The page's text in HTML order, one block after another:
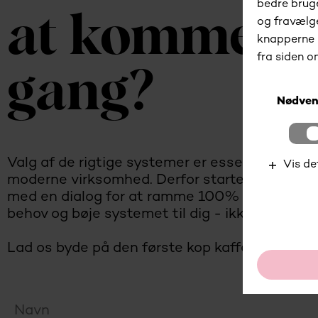
at komme i
gang?
Valg af de rigtige systemer er essentielt for
moderne virksomhed. Derfor starter vi altid
med en dialog for at ramme 100% plet dit
behov og bøje systemet til dig - ikke omvendt.
Lad os byde på den første kop kaffe.